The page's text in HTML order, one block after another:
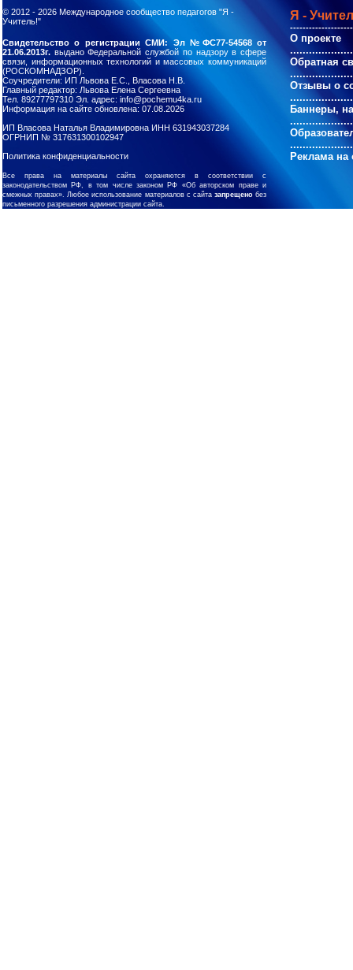
© 2012 - 2026 Международное сообщество педагогов "Я -
Учитель!"
Я -
О проекте
Обратная
Отзывы о
Баннеры,
Реклама на
Свидетельство о регистрации СМИ: Эл №ФС77-54568 от
21.06.2013г. выдано Федеральной службой по надзору в сфере
связи, информационных технологий и массовых коммуникаций
(РОСКОМНАДЗОР).
Соучредители: ИП Львова Е.С., Власова Н.В.
Главный редактор: Львова Елена Сергеевна
Тел. 89277797310 Эл. адрес: info@pochemu4ka.ru
Информация на сайте обновлена: 07.08.2026
ИП Власова Наталья Владимировна ИНН 631943037284
ОГРНИП № 317631300102947
Политика конфиденциальности
Все права на материалы сайта охраняются в соответствии с
законодательством РФ, в том числе законом РФ «Об авторском праве и
смежных правах». Любое использование материалов с сайта запрещенобез
письменного разрешения администрации сайта.